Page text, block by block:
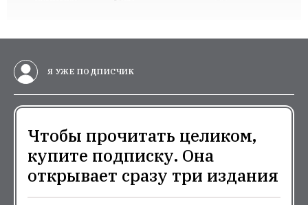
Я УЖЕ ПОДПИСЧИК
Чтобы прочитать целиком,
купите подписку. Она
открывает сразу три издания